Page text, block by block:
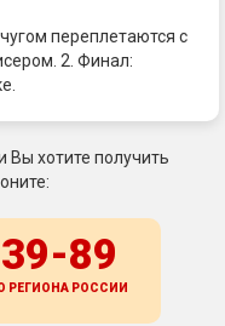
переплетаются с
2. Финал:
Вы хотите получить
89
РЕГИОНА РОССИИ